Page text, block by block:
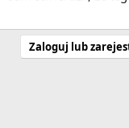
Zaloguj lub